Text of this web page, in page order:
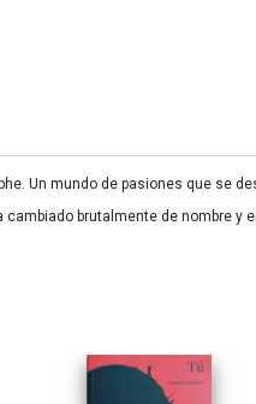
Un mundo de pasiones que se
brutalmente de nombre y